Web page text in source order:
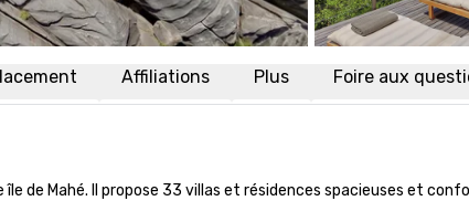
Affiliations Plus Foire aux
de Mahé. Il propose 33 villas et résidences spacieuses et